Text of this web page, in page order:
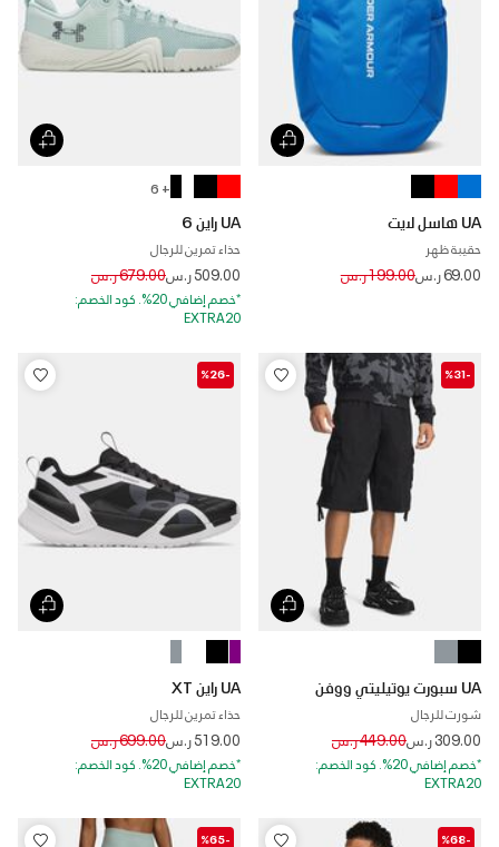
UA هاسل لايت
حقيبة ظهر
69.00 ر.س Price reduced from
199.00 ر.س to
+ 6
UA راين 6
حذاء تمرين للرجال
509.00 ر.س Price reduced from
679.00 ر.س to
*خصم إضافي 20%. كود الخصم:
EXTRA20
-%31
UA سبورت يوتيليتي ووفن
شورت للرجال
309.00 ر.س Price reduced from
449.00 ر.س to
*خصم إضافي 20%. كود الخصم:
EXTRA20
-%26
UA راين XT
حذاء تمرين للرجال
519.00 ر.س Price reduced from
699.00 ر.س to
*خصم إضافي 20%. كود الخصم:
EXTRA20
-%68
-%65